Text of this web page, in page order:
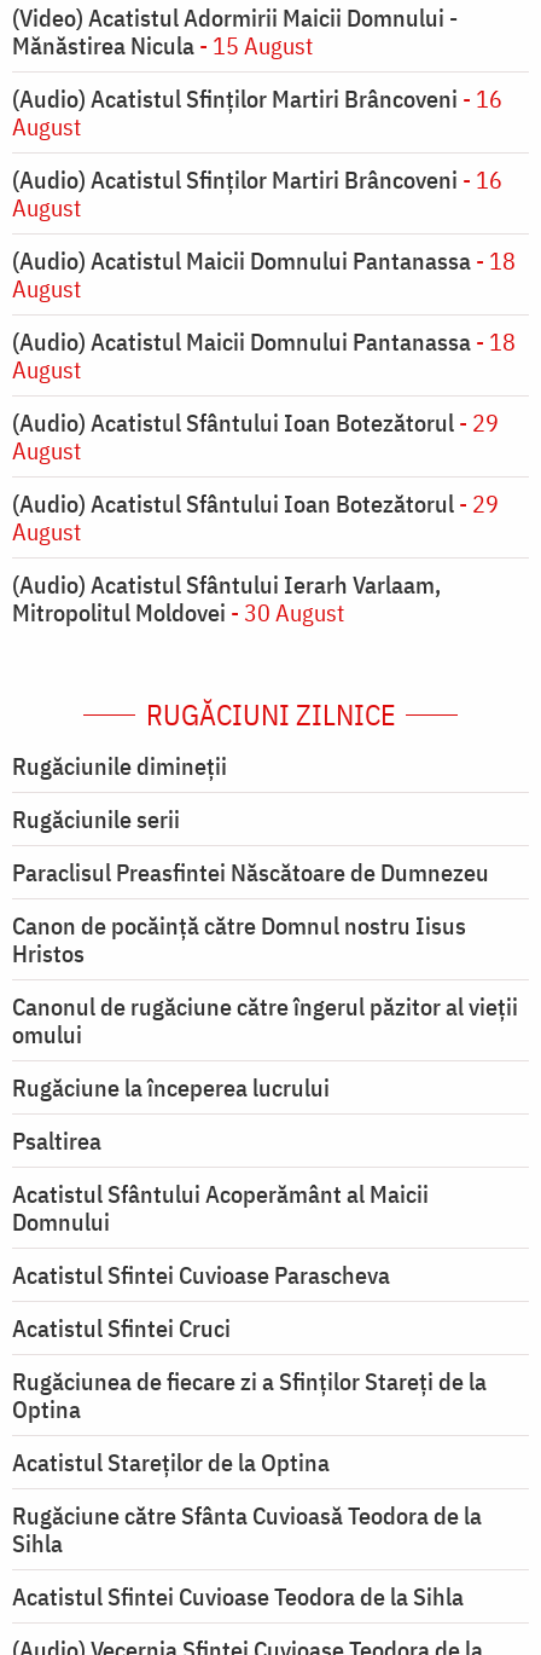
(Video) Acatistul Adormirii Maicii Domnului -
Mănăstirea Nicula- 15 August
(Audio) Acatistul Sfinților Martiri Brâncoveni - 16
August
(Audio) Acatistul Sfinților Martiri Brâncoveni - 16
August
(Audio) Acatistul Maicii Domnului Pantanassa- 18
August
(Audio) Acatistul Maicii Domnului Pantanassa- 18
August
(Audio) Acatistul Sfântului Ioan Botezătorul- 29
August
(Audio) Acatistul Sfântului Ioan Botezătorul- 29
August
(Audio) Acatistul Sfântului Ierarh Varlaam,
Mitropolitul Moldovei - 30 August
RUGĂCIUNI ZILNICE
Rugăciunile dimineții
Rugăciunile serii
Paraclisul Preasfintei Născătoare de Dumnezeu
Canon de pocăință către Domnul nostru Iisus
Hristos
Canonul de rugăciune către îngerul păzitor al vieții
omului
Rugăciune la începerea lucrului
Psaltirea
Acatistul Sfântului Acoperământ al Maicii
Domnului
Acatistul Sfintei Cuvioase Parascheva
Acatistul Sfintei Cruci
Rugăciunea de fiecare zi a Sfinților Stareți de la
Optina
Acatistul Stareţilor de la Optina
Rugăciune către Sfânta Cuvioasă Teodora de la
Sihla
Acatistul Sfintei Cuvioase Teodora de la Sihla